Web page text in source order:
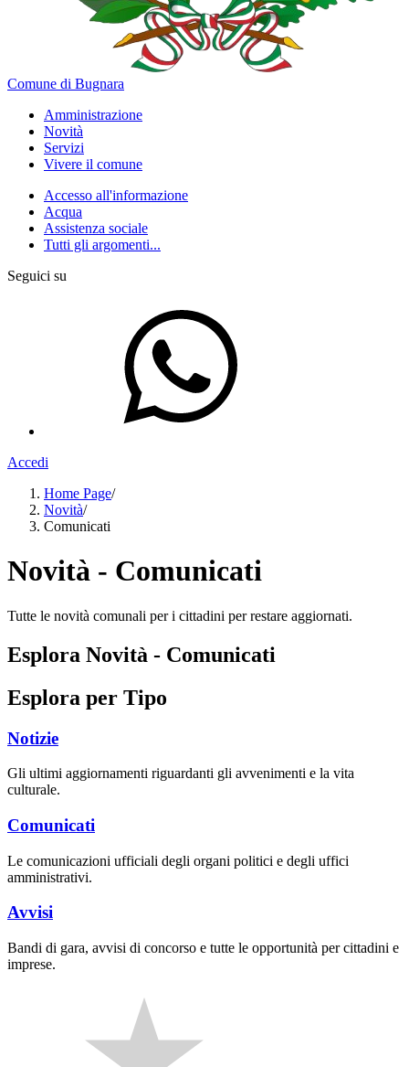
Comune di Bugnara
Amministrazione
Novità
Servizi
Vivere il comune
Accesso all'informazione
Acqua
Assistenza sociale
Tutti gli argomenti...
Seguici su
Accedi
Home Page/
Novità/
Comunicati
Novità - Comunicati
Tutte le novità comunali per i cittadini per restare aggiornati.
Esplora Novità - Comunicati
Esplora per Tipo
Notizie
Gli ultimi aggiornamenti riguardanti gli avvenimenti e la vita
culturale.
Comunicati
Le comunicazioni ufficiali degli organi politici e degli uffici
amministrativi.
Avvisi
Bandi di gara, avvisi di concorso e tutte le opportunità per cittadini e
imprese.